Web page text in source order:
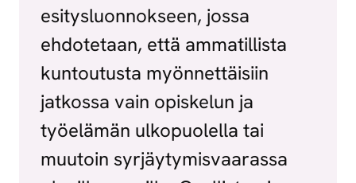
esitysluonnokseen, jossa
ehdotetaan, että ammatillista
kuntoutusta myönnettäisiin
jatkossa vain opiskelun ja
työelämän ulkopuolella tai
muutoin syrjäytymisvaarassa